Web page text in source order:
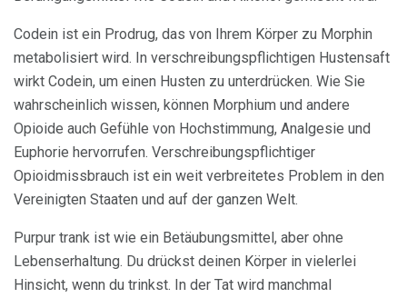
Codein ist ein Prodrug, das von Ihrem Körper zu Morphin
metabolisiert wird. In verschreibungspflichtigen Hustensaft
wirkt Codein, um einen Husten zu unterdrücken. Wie Sie
wahrscheinlich wissen, können Morphium und andere
Opioide auch Gefühle von Hochstimmung, Analgesie und
Euphorie hervorrufen. Verschreibungspflichtiger
Opioidmissbrauch ist ein weit verbreitetes Problem in den
Vereinigten Staaten und auf der ganzen Welt.
Purpur trank ist wie ein Betäubungsmittel, aber ohne
Lebenserhaltung. Du drückst deinen Körper in vielerlei
Hinsicht, wenn du trinkst. In der Tat wird manchmal